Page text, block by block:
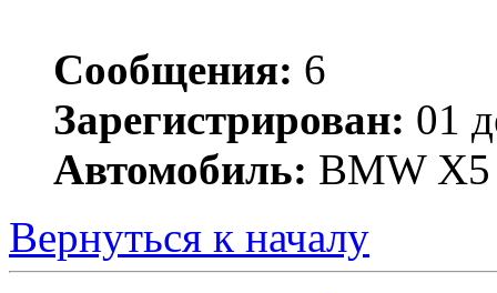
Сообщения: 6
Зарегистрирован: 01
Автомобиль: BMW X5
Вернуться к началу